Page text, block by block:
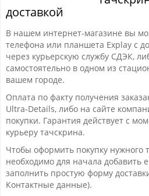
доставкой
В нашем интернет-магазине вы
телефона или планшета Explay с
через курьерскую службу СДЭК,
самостоятельно в одном из
вашем городе.
Оплата по факту получения
Ultra-Details, либо на сайте
покупки. Гарантия действует с
курьеру тачскрина.
Чтобы оформить покупку нужного
необходимо для начала добавить
заполнить простую форму
Контактные данные).